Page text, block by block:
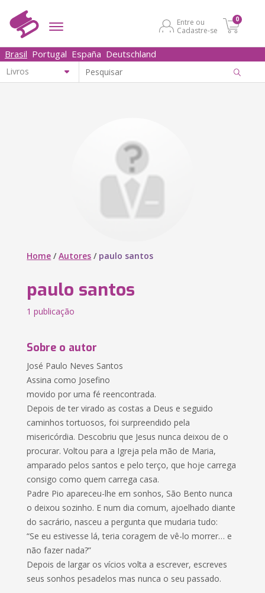
Entre ou
Cadastre-se
0
Brasil Portugal España Deutschland
Home /Autores / paulo santos
paulo santos
1 publicação
Sobre o autor
José Paulo Neves Santos
Assina como Josefino
movido por uma fé reencontrada.
Depois de ter virado as costas a Deus e seguido
caminhos tortuosos, foi surpreendido pela
misericórdia. Descobriu que Jesus nunca deixou de o
procurar. Voltou para a Igreja pela mão de Maria,
amparado pelos santos e pelo terço, que hoje carrega
consigo como quem carrega casa.
Padre Pio apareceu-lhe em sonhos, São Bento nunca
o deixou sozinho. E num dia comum, ajoelhado diante
do sacrário, nasceu a pergunta que mudaria tudo:
“Se eu estivesse lá, teria coragem de vê-lo morrer… e
não fazer nada?”
Depois de largar os vícios volta a escrever, escreves
seus sonhos pesadelos mas nunca o seu passado.